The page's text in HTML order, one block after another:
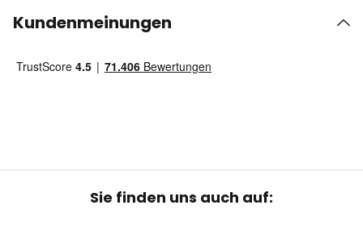
Kundenmeinungen
Sie finden uns auch auf: